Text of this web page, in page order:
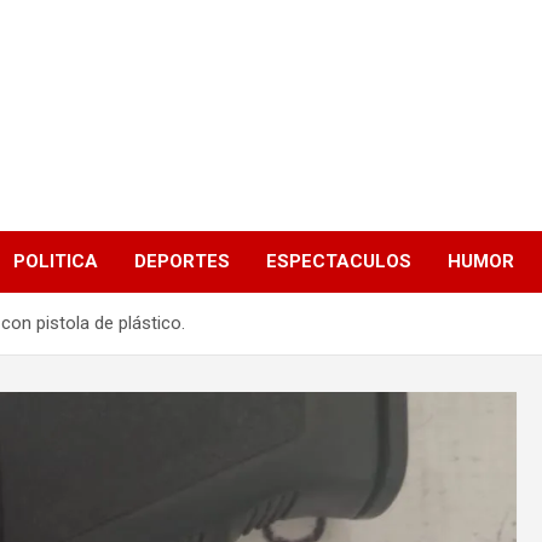
POLITICA DEPORTES ESPECTACULOS HUMOR
pistola de plástico.